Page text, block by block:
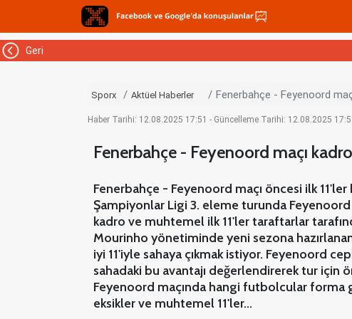
Geri
Sporx Aktüel Haberler Fenerbahçe - Feyenoord
Haber Tarihi: 12.08.2025 17:51 - Güncelleme Tarihi: 12.08.2025
Fenerbahçe - Feyenoord maçı
Fenerbahçe - Feyenoord maçı öncesi ilk
Şampiyonlar Ligi 3. eleme turunda
kadro ve muhtemel ilk 11'ler taraftarlar
Mourinho yönetiminde yeni sezona
iyi 11'iyle sahaya çıkmak istiyor. Feyenoord
sahadaki bu avantajı değerlendirerek tur için
Feyenoord maçında hangi futbolcular forma
eksikler ve muhtemel 11'ler...